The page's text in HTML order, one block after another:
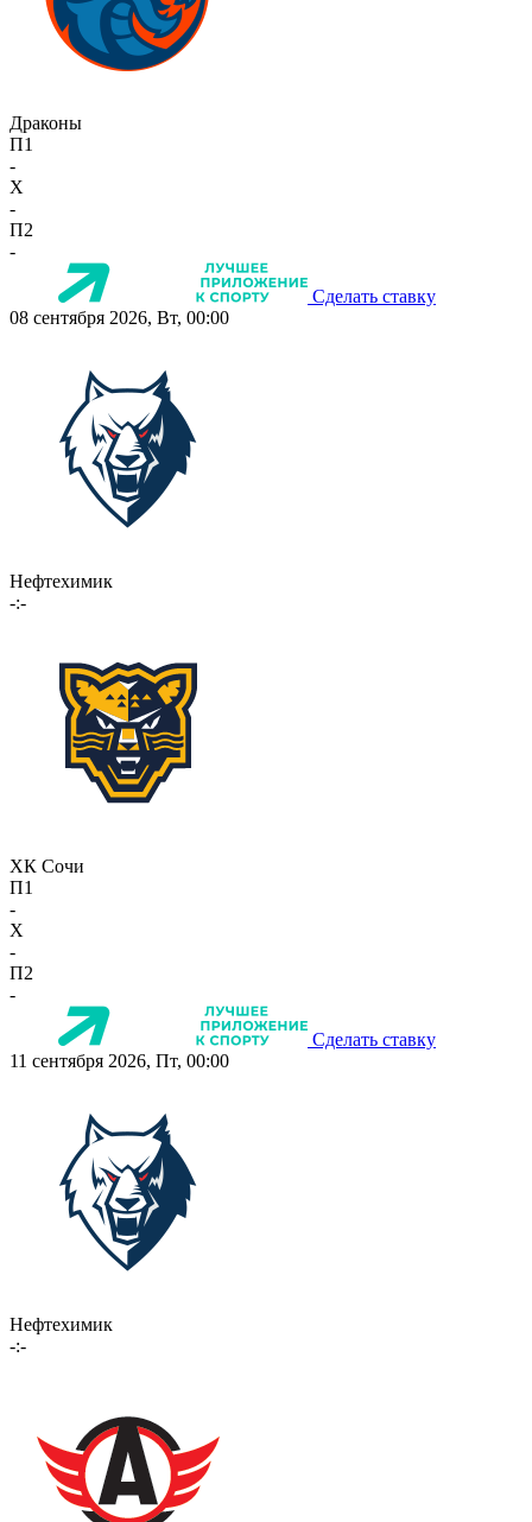
Драконы
П1
-
X
-
П2
-
Сделать ставку
08 сентября 2026, Вт, 00:00
Нефтехимик
-:-
ХК Сочи
П1
-
X
-
П2
-
Сделать ставку
11 сентября 2026, Пт, 00:00
Нефтехимик
-:-